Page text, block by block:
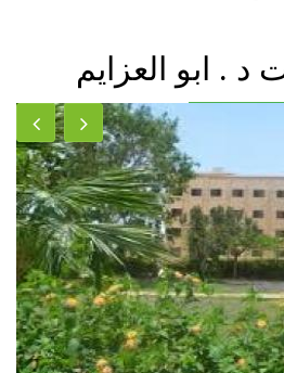
. ابو العزايم